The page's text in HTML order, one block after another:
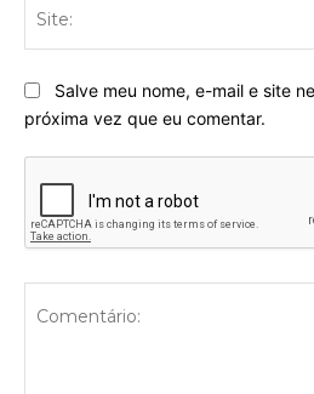
Salve meu nome, e-mail e site
próxima vez que eu comentar.